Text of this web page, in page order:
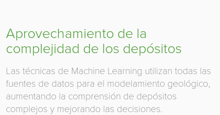
Aprovechamiento de la
complejidad de los depósitos
Las técnicas de Machine Learning utilizan todas las
fuentes de datos para el modelamiento geológico,
aumentando la comprensión de depósitos
complejos y mejorando las decisiones.